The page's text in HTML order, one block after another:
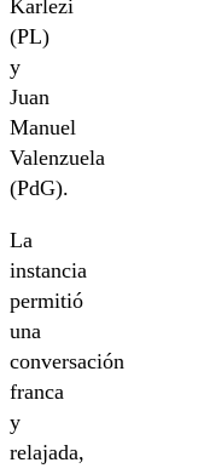
Karlezi
(PL)
y
Juan
Manuel
Valenzuela
(PdG).
La
instancia
permitió
una
conversación
franca
y
relajada,